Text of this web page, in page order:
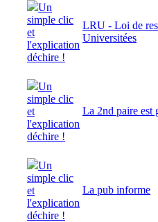
Un
simple clic
et
l'explication
déchire !
LRU - Loi de
Universitées
Un
simple clic
et
l'explication
déchire !
La 2nd paire est
Un
simple clic
et
l'explication
déchire !
La pub informe